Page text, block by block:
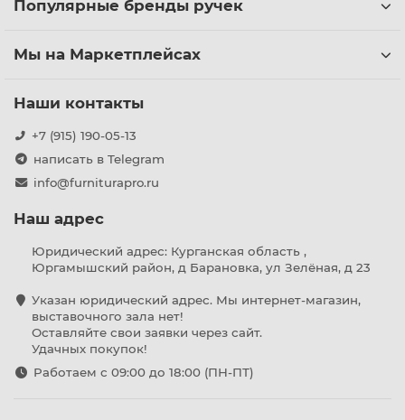
Популярные бренды ручек
Мы на Маркетплейсах
Наши контакты
+7 (915) 190-05-13
написать в Telegram
info@furniturapro.ru
Наш адрес
Юридический адрес: Курганская область ,
Юргамышский район, д Барановка, ул Зелёная, д 23
Указан юридический адрес. Мы интернет-магазин,
выставочного зала нет!
Оставляйте свои заявки через сайт.
Удачных покупок!
Работаем с 09:00 до 18:00 (ПН-ПТ)